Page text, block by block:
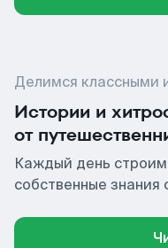
Делимся классными
Истории и
от
Каждый день
собственные знания